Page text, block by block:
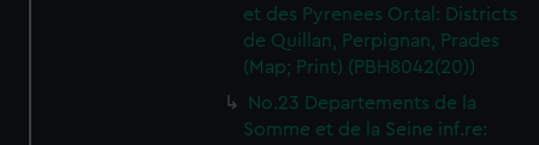
et des Pyrenees Or.tal: Districts
de Quillan, Perpignan, Prades
(Map; Print) (PBH8042(20))
No.23 Departements de la
Somme et de la Seine inf.re: